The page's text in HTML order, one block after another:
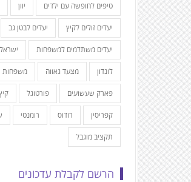
טיפים לחופשה עם ילדים יוון
יעדים זולים לקיץ יעדים לבטן גב
יעדים משתלמים למשפחות ישראל
לונדון מצעד גאווה משפחות
פארק שעשועים פורטוגל
קפריסין רודוס רומנטי
תקציב מוגבל
הרשם לקבלת עדכונים